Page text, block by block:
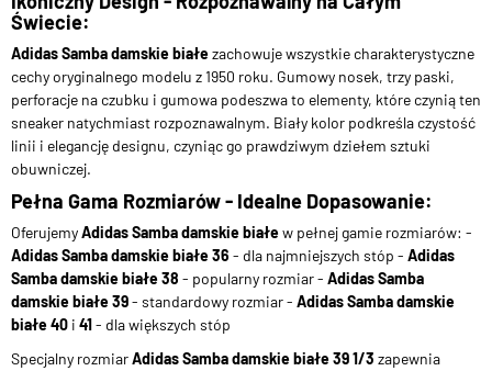
Świecie:
Adidas Samba damskie białezachowuje wszystkie charakterystyczne
cechy oryginalnego modelu z 1950 roku. Gumowy nosek, trzy paski,
perforacje na czubku i gumowa podeszwa to elementy, które czynią ten
sneaker natychmiast rozpoznawalnym. Biały kolor podkreśla czystość
linii i elegancję designu, czyniąc go prawdziwym dziełem sztuki
obuwniczej.
Pełna Gama Rozmiarów - Idealne Dopasowanie:
OferujemyAdidas Samba damskie białew pełnej gamie rozmiarów: -
Adidas Samba damskie białe 36 - dla najmniejszych stóp - Adidas
Samba damskie białe 38 - popularny rozmiar - Adidas Samba
damskie białe 39- standardowy rozmiar - Adidas Samba damskie
białe 40 i 41- dla większych stóp
Specjalny rozmiarAdidas Samba damskie białe 39 1/3 zapewnia